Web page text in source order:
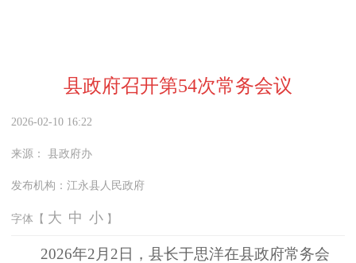
县政府召开第54次常务会议
2026-02-10 16:22
来源： 县政府办
发布机构： 江永县人民政府
字体【 大 中 小 】
2026年2月2日，县长于思洋在县政府常务会